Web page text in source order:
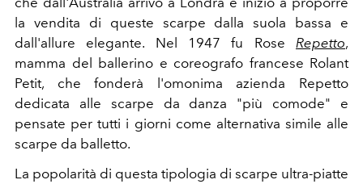
la vendita di queste scarpe dalla suola bassa e
dall'allure elegante. Nel 1947 fu Rose Repetto,
mamma del ballerino e coreografo francese Rolant
Petit, che fonderà l'omonima azienda Repetto
dedicata alle scarpe da danza "più comode" e
pensate per tutti i giorni come alternativa simile alle
scarpe da balletto.
La popolarità di questa tipologia di scarpe ultra-piatte